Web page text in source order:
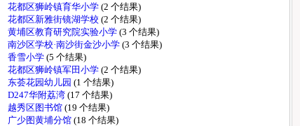
花都区狮岭镇育华小学(2 个结果)
花都区新雅街镜湖学校(2 个结果)
黄埔区教育研究院实验小学(3 个结果)
南沙区学校·南沙街金沙小学(3 个结果)
香雪小学(5 个结果)
花都区狮岭镇军田小学(2 个结果)
东荟花园幼儿园(1 个结果)
D247华附荔湾(17 个结果)
越秀区图书馆(19 个结果)
广少图黄埔分馆(18 个结果)